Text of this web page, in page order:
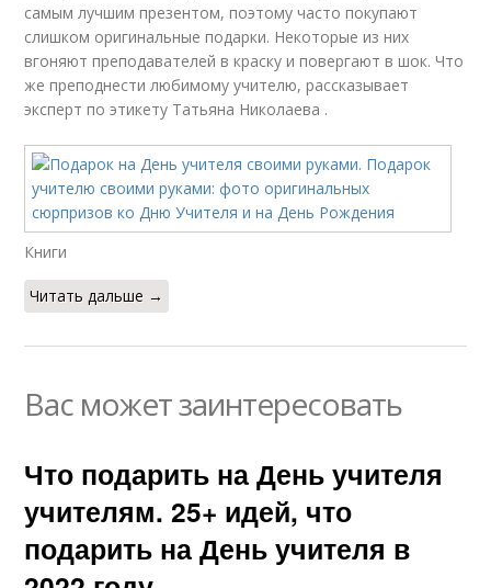
самым лучшим презентом, поэтому часто покупают
слишком оригинальные подарки. Некоторые из них
вгоняют преподавателей в краску и повергают в шок. Что
же преподнести любимому учителю, рассказывает
эксперт по этикету Татьяна Николаева .
Книги
Читать дальше →
Вас может заинтересовать
Что подарить на День учителя
учителям. 25+ идей, что
подарить на День учителя в